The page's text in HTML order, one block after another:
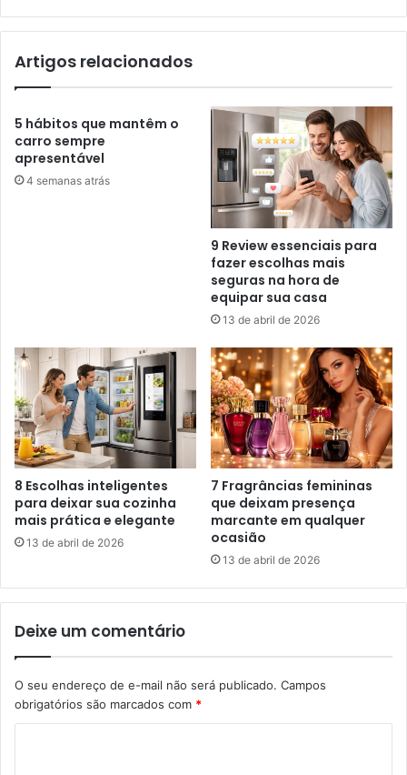
Artigos relacionados
5 hábitos que mantêm o
carro sempre
apresentável
4 semanas atrás
9 Review essenciais para
fazer escolhas mais
seguras na hora de
equipar sua casa
13 de abril de 2026
8 Escolhas inteligentes
para deixar sua cozinha
mais prática e elegante
13 de abril de 2026
7 Fragrâncias femininas
que deixam presença
marcante em qualquer
ocasião
13 de abril de 2026
Deixe um comentário
O seu endereço de e-mail não será publicado. Campos
obrigatórios são marcados com *